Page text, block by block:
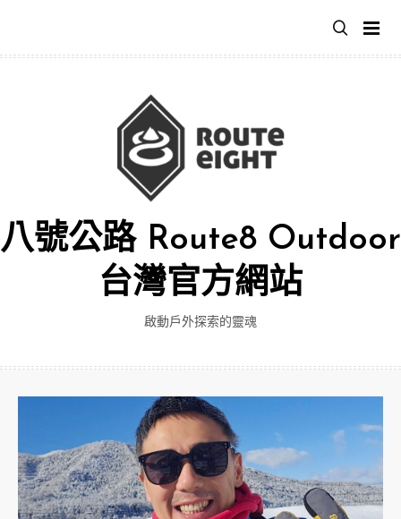
主
八號公路 Route8 Outdoor
台灣官方網站
啟動戶外探索的靈魂